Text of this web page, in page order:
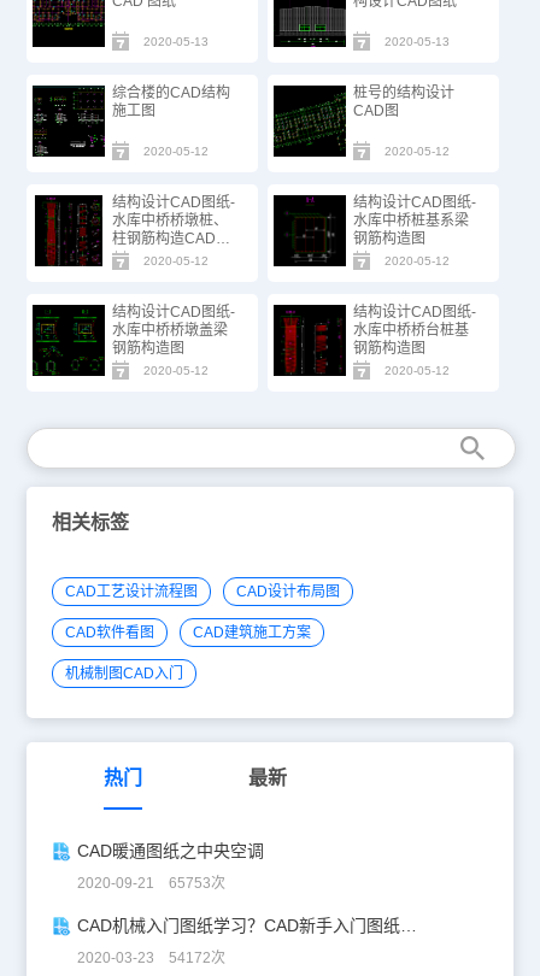
2020-05-13 2020-05-13
综合楼的CAD结构
施工图
2020-05-12
桩号的结构设计
CAD图
2020-05-12
结构设计CAD图纸-
水库中桥桥墩桩、
柱钢筋构造CAD图
纸
2020-05-12
结构设计CAD图纸-
水库中桥桩基系梁
钢筋构造图
2020-05-12
结构设计CAD图纸-
水库中桥桥墩盖梁
钢筋构造图
2020-05-12
结构设计CAD图纸-
水库中桥桥台桩基
钢筋构造图
2020-05-12
相关标签
CAD工艺设计流程图 CAD设计布局图
CAD软件看图 CAD建筑施工方案
机械制图CAD入门
热门 最新
CAD暖通图纸之中央空调
2020-09-21 65753次
CAD机械入门图纸学习？CAD新手入门图纸练习
2020-03-23 54172次